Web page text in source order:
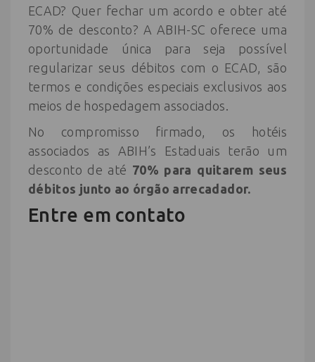
ECAD? Quer fechar um acordo e obter até
70% de desconto? A ABIH-SC oferece uma
oportunidade única para seja possível
regularizar seus débitos com o ECAD, são
termos e condições especiais exclusivos aos
meios de hospedagem associados.
No compromisso firmado, os hotéis
associados as ABIH’s Estaduais terão um
desconto de até 70% para quitarem seus
débitos junto ao órgão arrecadador.
Entre em contato